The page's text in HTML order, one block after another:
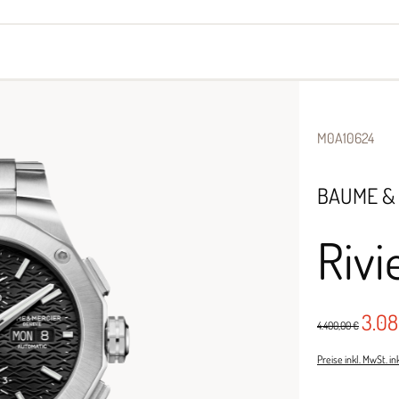
M0A10624
BAUME
4.400,00 €
Preise inkl. MwSt.